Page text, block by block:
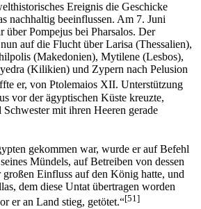
Ereignis die Geschicke
nachhaltig beeinflussen. Am 7. Juni
über Pompejus bei Pharsalos. Der
auf die Flucht über Larisa (Thessalien),
(Makedonien), Mytilene (Lesbos),
(Kilikien) und Zypern nach Pelusion
er, von Ptolemaios XII. Unterstützung
vor der ägyptischen Küste kreuzte,
mit ihren Heeren gerade
gekommen war, wurde er auf Befehl
Mündels, auf Betreiben von dessen
Einfluss auf den König hatte, und
dem diese Untat übertragen worden
er an Land stieg, getötet.“[51]